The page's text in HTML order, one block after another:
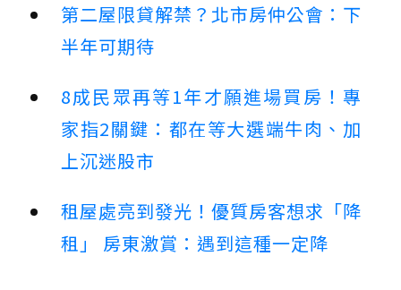
第二屋限貸解禁？北市房仲公會：下
半年可期待
8成民眾再等1年才願進場買房！專
家指2關鍵：都在等大選端牛肉、加
上沉迷股市
租屋處亮到發光！優質房客想求「降
租」 房東激賞：遇到這種一定降